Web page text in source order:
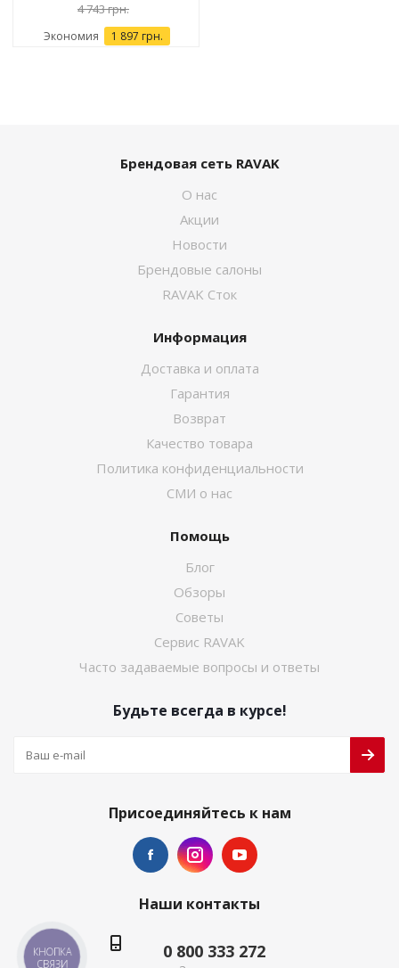
4 743 грн.
Экономия 1 897 грн.
Брендовая сеть RAVAK
О нас
Акции
Новости
Брендовые салоны
RAVAK Сток
Информация
Доставка и оплата
Гарантия
Возврат
Качество товара
Политика конфиденциальности
СМИ о нас
Помощь
Блог
Обзоры
Советы
Сервис RAVAK
Часто задаваемые вопросы и ответы
Будьте всегда в курсе!
Присоединяйтесь к нам
Наши контакты
0 800 333 272
КНОПКА
СВЯЗИ